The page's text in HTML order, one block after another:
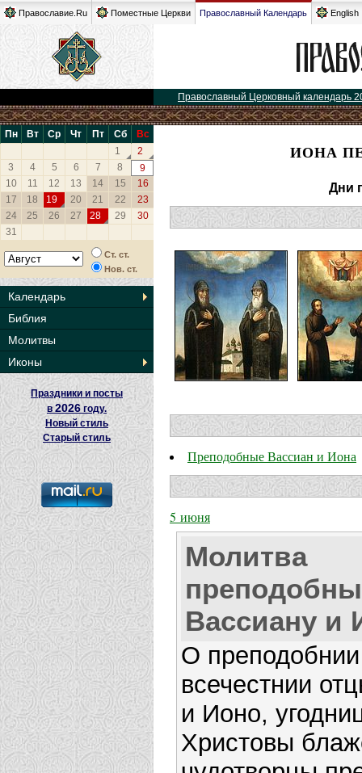
Православие.Ru Поместные Церкви Православный Календарь English
Православный Церковный календарь
Пн Вт Ср Чт Пт Сб
Вс
1
2
3
4 5 6 7 8
9
10
11 12 13 14 15
16
17
18 19 20 21 22
23
24
25 26 27 28 29
30
31
Ст. ст.
Нов. ст.
Календарь
Библия
Молитвы
Иконы
Праздники и посты
в2026 году.
Новый стиль
Старый стиль
ИОНА
Дни
Преподобные Вассиан и Иона
5 июня
Молитва
Вассиану и
О
всечестнии
и Ионо,
Христовы